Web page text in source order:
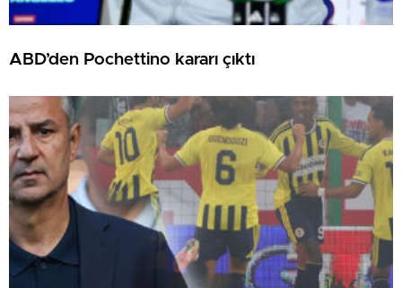
ABD’den Pochettino kararı çıktı